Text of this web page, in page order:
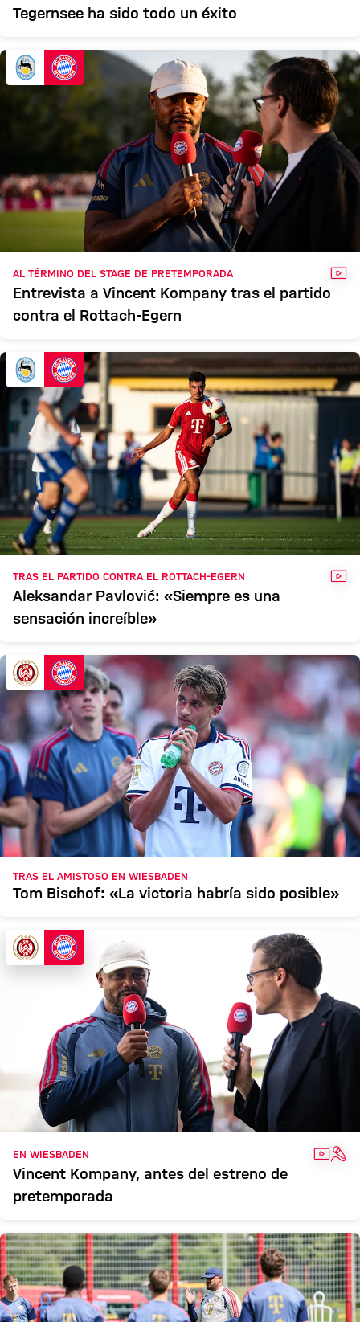
Tegernsee ha sido todo un éxito
AL TÉRMINO DEL STAGE DE PRETEMPORADA
Entrevista a Vincent Kompany tras el partido
contra el Rottach-Egern
TRAS EL PARTIDO CONTRA EL ROTTACH-EGERN
Aleksandar Pavlović: «Siempre es una
sensación increíble»
TRAS EL AMISTOSO EN WIESBADEN
Tom Bischof: «La victoria habría sido posible»
EN WIESBADEN VÍDEO
Vincent Kompany, antes del estreno de
pretemporada